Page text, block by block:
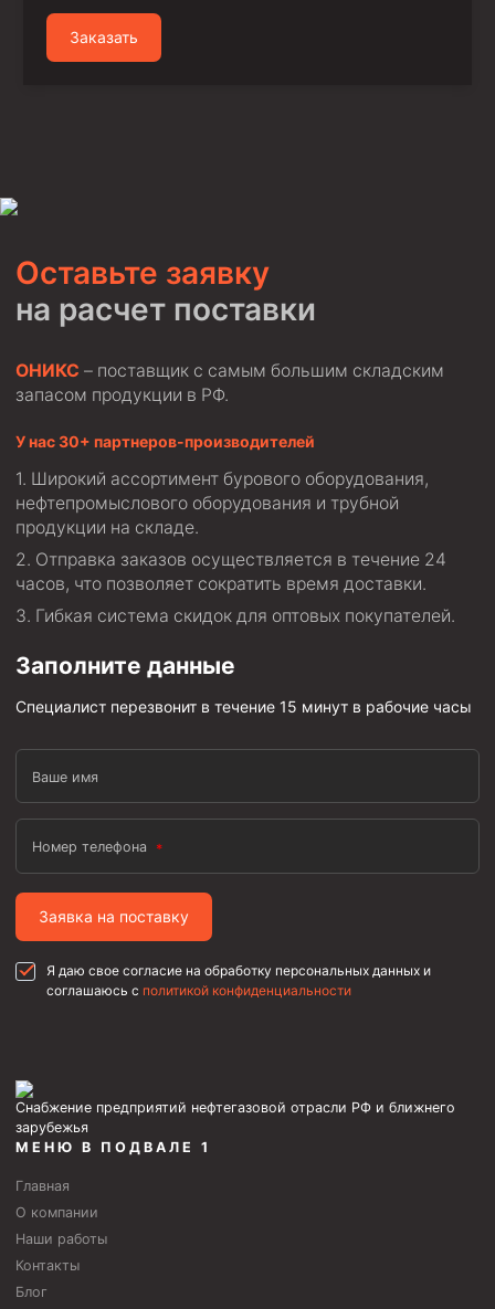
Заказать
Оставьте заявку
на расчет поставки
ОНИКС – поставщик с самым большим складским
запасом продукции в РФ.
У нас 30+ партнеров-производителей
Широкий ассортимент бурового оборудования,
нефтепромыслового оборудования и трубной
продукции на складе.
Отправка заказов осуществляется в течение 24
часов, что позволяет сократить время доставки.
Гибкая система скидок для оптовых покупателей.
Заполните данные
Специалист перезвонит в течение 15 минут в рабочие часы
Ваше имя
Номер телефона
Заявка на поставку
Я даю свое согласие на обработку персональных данных и
соглашаюсь с политикой конфиденциальности
Снабжение предприятий нефтегазовой отрасли РФ и ближнего
зарубежья
МЕНЮ В ПОДВАЛЕ 1
Главная
О компании
Наши работы
Контакты
Блог